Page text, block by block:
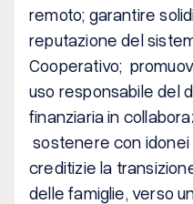
remoto; garantire
reputazione del
Cooperativo;
uso responsabile del
finanziaria in
sostenere con
creditizie la
delle famiglie, verso